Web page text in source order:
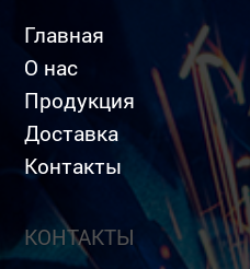
Главная
О нас
Продукция
Доставка
Контакты
КОНТАКТЫ